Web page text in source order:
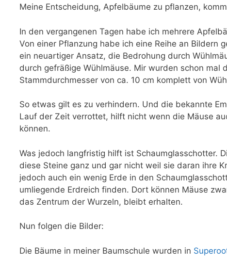
Meine Entscheidung, Apfelbäume zu pflanzen,
In den vergangenen Tagen habe ich mehrere
Von einer Pflanzung habe ich eine Reihe an
ein neuartiger Ansatz, die Bedrohung durch
durch gefräßige Wühlmäuse. Mir wurden schon mal
Stammdurchmesser von ca. 10 cm komplett von
So etwas gilt es zu verhindern. Und die bekannte
Lauf der Zeit verrottet, hilft nicht wenn die Mäuse
können.
Was jedoch langfristig hilft ist Schaumglasschotter.
diese Steine ganz und gar nicht weil sie daran ihre
jedoch auch ein wenig Erde in den
umliegende Erdreich finden. Dort können Mäuse
das Zentrum der Wurzeln, bleibt erhalten.
Nun folgen die Bilder:
Die Bäume in meiner Baumschule wurden in